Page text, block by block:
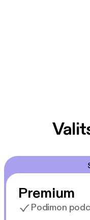
Premium
Podimon